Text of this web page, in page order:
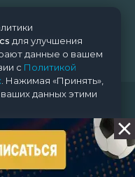
bets.ru
для улучшения
данные о вашем
с Политикой
. Нажимая «Принять»,
данных этими
Отклонить